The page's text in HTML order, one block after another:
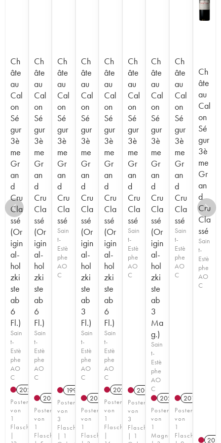
Ch
âte
au
Cal
on
Sé
gur
3è
me
Gr
an
d
Cru
Cla
ssé
(Or
igin
al-
hol
zki
ste
ab
6
Fl.)
Sain
t-
Estè
phe
AO
C
2021
Posten
von
1
Flasche
|
Ch
âte
au
Cal
on
Sé
gur
3è
me
Gr
an
d
Cru
Cla
ssé
(Or
igin
al-
hol
zki
ste
ab
6
Fl.)
Sain
t-
Estè
phe
AO
C
2023 T
Posten
von
1
Flasche
Ch
âte
au
Cal
on
Sé
gur
3è
me
Gr
an
d
Cru
Cla
ssé
Sain
t-
Estè
phe
AO
C
1997
Posten
von
3
Flaschen
| 1
Ch
âte
au
Cal
on
Sé
gur
3è
me
Gr
an
d
Cru
Cla
ssé
(Or
igin
al-
hol
zki
ste
ab
3
Fl.)
Sain
t-
Estè
phe
AO
C
2023
Posten
von
1
Flasche
Ch
âte
au
Cal
on
Sé
gur
3è
me
Gr
an
d
Cru
Cla
ssé
(Or
igin
al-
hol
zki
ste
ab
6
Fl.)
Sain
t-
Estè
phe
AO
C
2020 T
Posten
von
1
Flasche
|
Ch
âte
au
Cal
on
Sé
gur
3è
me
Gr
an
d
Cru
Cla
ssé
Sain
t-
Estè
phe
AO
C
2008
Posten
von
3
Flaschen
| 1
Ch
âte
au
Cal
on
Sé
gur
3è
me
Gr
an
d
Cru
Cla
ssé
(Or
igin
al-
hol
zki
ste
ab
3
Ma
g.)
Sain
t-
Estè
phe
AO
C
2023 T
Posten
von
1
Magnum
Ch
âte
au
Cal
on
Sé
gur
3è
me
Gr
an
d
Cru
Cla
ssé
Sain
t-
Estè
phe
AO
C
2019
Posten
von
1
Flasche
Ch
âte
au
Cal
on
Sé
gur
3è
me
Gr
an
d
Cru
Cla
ssé
Sain
t-
Estè
phe
AO
C